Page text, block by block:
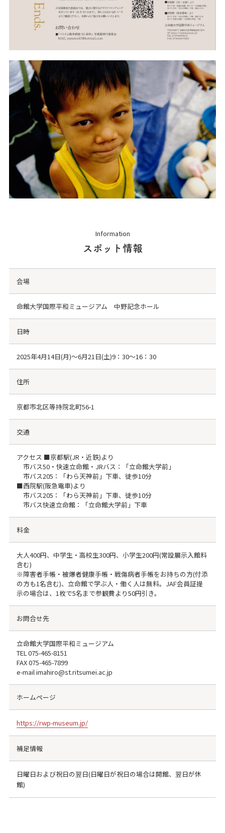
Information
スポット情報
会場
命館大学国際平和ミュージアム 中野記念ホール
日時
2025年4月14日(月)～6月21日(土)9：30～16：30
住所
京都市北区等持院北町56-1
交通
アクセス ■京都駅(JR・近鉄)より
市バス50・快速立命館・JRバス：「立命館大学前」
市バス205：「わら天神前」下車、徒歩10分
■西院駅(阪急電車)より
市バス205：「わら天神前」下車、徒歩10分
市バス快速立命館：「立命館大学前」下車
料金
大人400円、中学生・高校生300円、小学生200円(常設展示入館料
含む)
※障害者手帳・被爆者健康手帳・戦傷病者手帳をお持ちの方(付添
の方も1名含む)、立命館で学ぶ人・働く人は無料。JAF会員証提
示の場合は、1枚で5名まで参観費より50円引き。
お問合せ先
立命館大学国際平和ミュージアム
TEL 075-465-8151
FAX075-465-7899
e-mail imahiro@st.ritsumei.ac.jp
ホームページ
https://rwp-museum.jp/
補足情報
日曜日および祝日の翌日(日曜日が祝日の場合は開館、翌日が休
館)